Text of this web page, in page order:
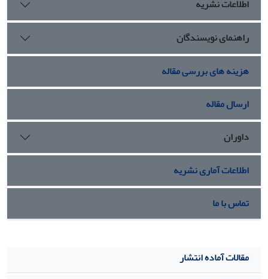
اطلاعات نشریه
راهنمای نویسندگان
هزینه های بررسی مقاله
ارسال مقاله
داوران
اطلاعات آماری نشریه
تماس با ما
مقالات آماده انتشار